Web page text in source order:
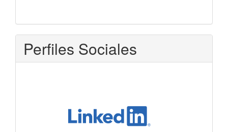
Perfiles Sociales